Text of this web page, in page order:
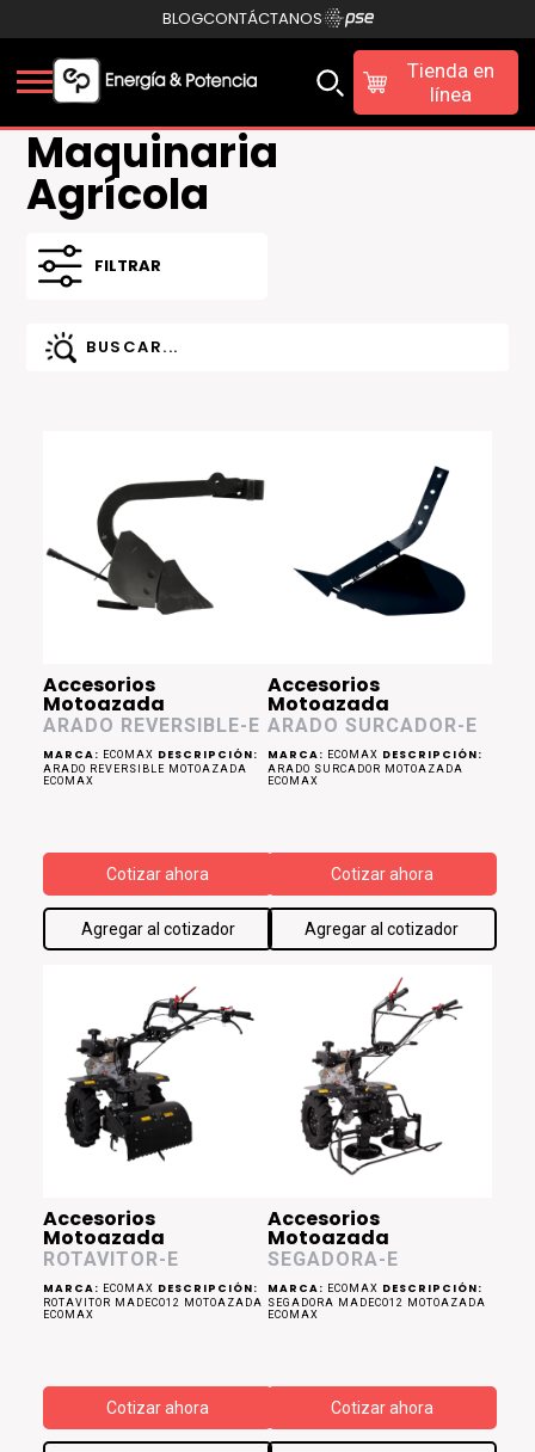
BLOGCONTÁCTANOS
Tienda en
línea
Maquinaria
Agrícola
FILTRAR
Accesorios
Motoazada
ARADO REVERSIBLE-E
MARCA: ECOMAX DESCRIPCIÓN:
ARADO REVERSIBLE MOTOAZADA
ECOMAX
Cotizar ahora
Agregar al cotizador
Accesorios
Motoazada
ARADO SURCADOR-E
MARCA: ECOMAX DESCRIPCIÓN:
ARADO SURCADOR MOTOAZADA
ECOMAX
Cotizar ahora
Agregar al cotizador
Accesorios
Motoazada
ROTAVITOR-E
MARCA: ECOMAX DESCRIPCIÓN:
ROTAVITOR MADECO12 MOTOAZADA
ECOMAX
Cotizar ahora
Accesorios
Motoazada
SEGADORA-E
MARCA: ECOMAX DESCRIPCIÓN:
SEGADORA MADECO12 MOTOAZADA
ECOMAX
Cotizar ahora